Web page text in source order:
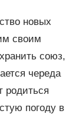
новых
своим
союз,
череда
родиться
погоду в